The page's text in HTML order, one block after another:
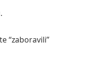
“zaboravili”